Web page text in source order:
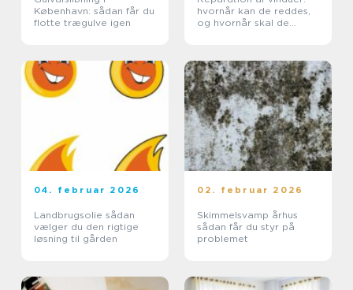
København: sådan får du
flotte trægulve igen
hvornår kan de reddes,
og hvornår skal de
04. februar 2026
Landbrugsolie sådan
vælger du den rigtige
løsning til gården
02. februar 2026
Skimmelsvamp århus
sådan får du styr på
problemet